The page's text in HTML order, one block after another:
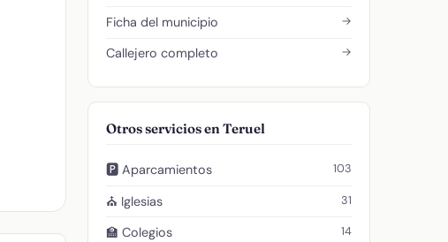
Ficha del municipio →
Callejero completo →
Otros servicios en Teruel
🅿️ Aparcamientos 103
⛪ Iglesias 31
🏫 Colegios 14